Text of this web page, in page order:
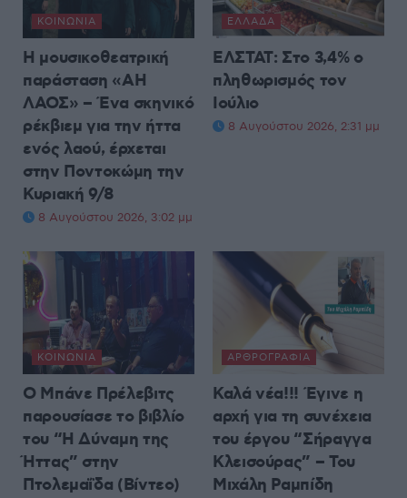
ΚΟΙΝΩΝΊΑ
Η μουσικοθεατρική
παράσταση «ΑΗ
ΛΑΟΣ» – Ένα σκηνικό
ρέκβιεμ για την ήττα
ενός λαού, έρχεται
στην Ποντοκώμη την
Κυριακή 9/8
8 Αυγούστου 2026, 3:02 μμ
ΕΛΛΆΔΑ
ΕΛΣΤΑΤ: Στο 3,4% ο
πληθωρισμός τον
Ιούλιο
8 Αυγούστου 2026, 2:31 μμ
ΚΟΙΝΩΝΊΑ
Ο Μπάνε Πρέλεβιτς
παρουσίασε το βιβλίο
του “Η Δύναμη της
Ήττας” στην
Πτολεμαΐδα (Βίντεο)
ΑΡΘΡΟΓΡΑΦΊΑ
Καλά νέα!!! Έγινε η
αρχή για τη συνέχεια
του έργου “Σήραγγα
Κλεισούρας” – Του
Μιχάλη Ραμπίδη